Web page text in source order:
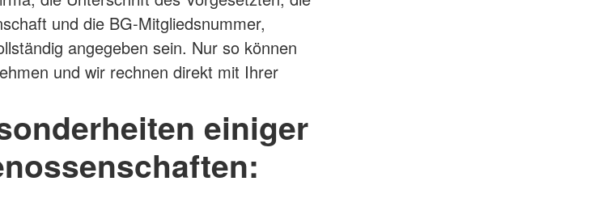
und die BG-Mitgliedsnummer,
angegeben sein. Nur so können
und wir rechnen direkt mit Ihrer
einiger